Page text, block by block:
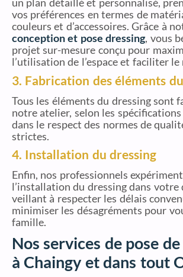
vos préférences en termes de
couleurs et d’accessoires. Grâce à
conception et pose dressing, vous
projet sur-mesure conçu pour
l’utilisation de l’espace et faciliter le
3. Fabrication des éléments
Tous les éléments du dressing sont
notre atelier, selon les
dans le respect des normes de
strictes.
4. Installation du dressing
Enfin, nos professionnels
l’installation du dressing dans votre
veillant à respecter les délais
minimiser les désagréments pour
famille.
Nos services de pose
à Chaingy et dans tout